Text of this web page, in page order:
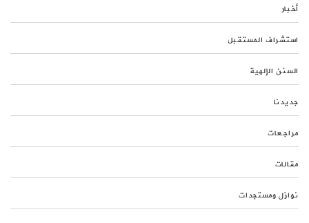
أخبار
استشراف المستقبل
السنن الإلهية
جديدنا
مراجعات
مقالات
نوازل ومستجدات